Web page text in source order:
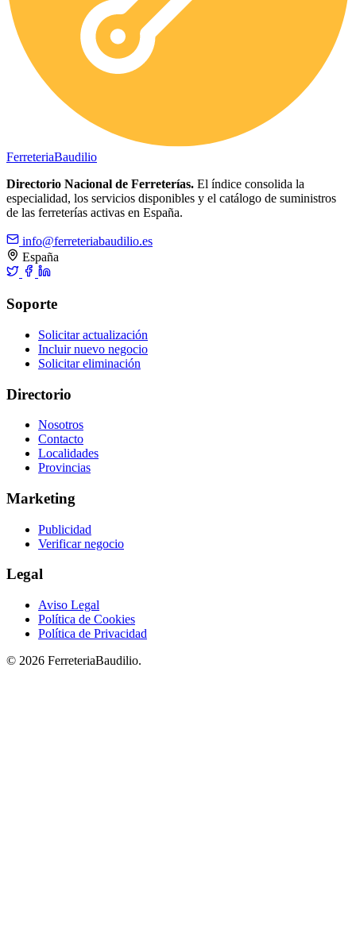
FerreteriaBaudilio
Directorio Nacional de Ferreterías. El índice consolida la
especialidad, los servicios disponibles y el catálogo de suministros
de las ferreterías activas en España.
info@ferreteriabaudilio.es
España
Soporte
Solicitar actualización
Incluir nuevo negocio
Solicitar eliminación
Directorio
Nosotros
Contacto
Localidades
Provincias
Marketing
Publicidad
Verificar negocio
Legal
Aviso Legal
Política de Cookies
Política de Privacidad
© 2026 FerreteriaBaudilio.